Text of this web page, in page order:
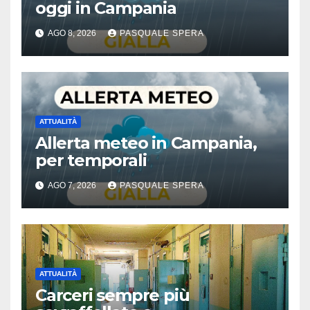
oggi in Campania
AGO 8, 2026 PASQUALE SPERA
ATTUALITÀ
Allerta meteo in Campania,
per temporali
AGO 7, 2026 PASQUALE SPERA
ATTUALITÀ
Carceri sempre più